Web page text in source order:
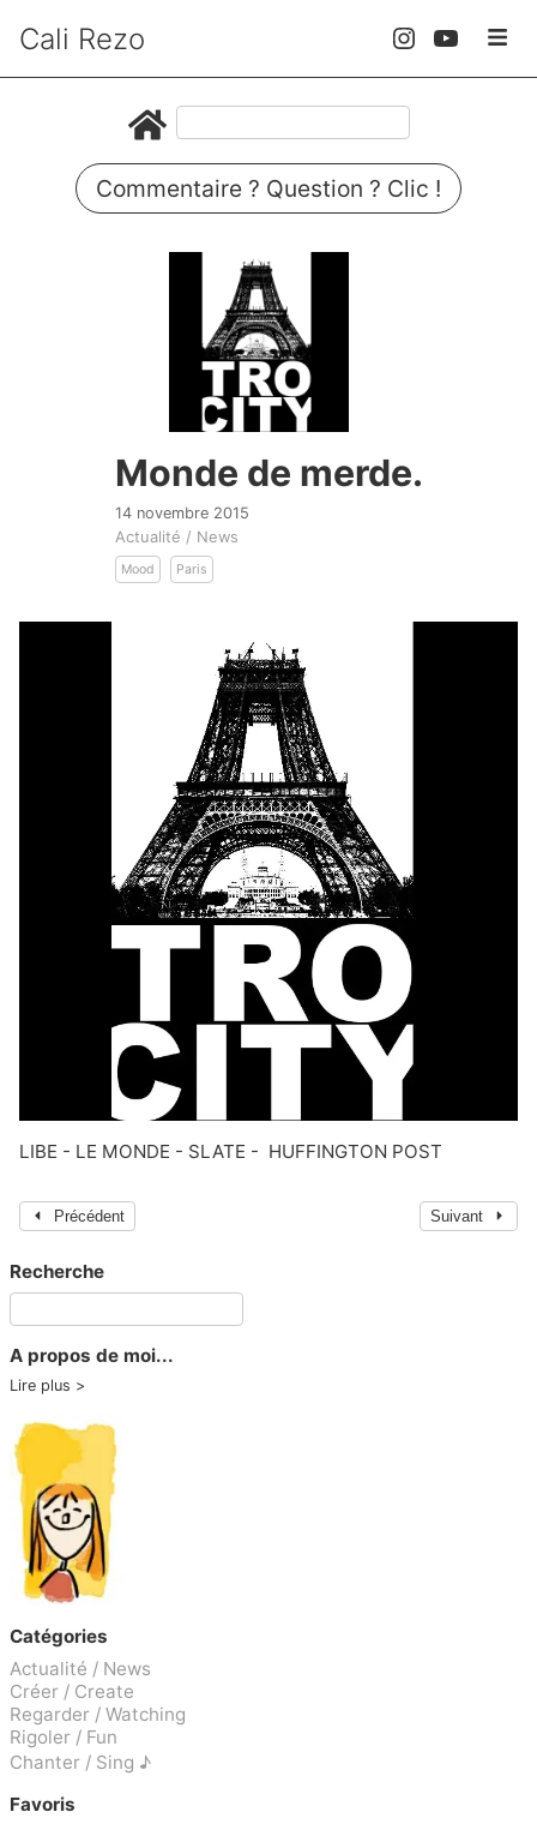
Cali Rezo
Commentaire ? Question ? Clic !
Monde de merde.
14 novembre 2015
Actualité / News
Mood Paris
LIBE - LE MONDE - SLATE - HUFFINGTON POST
Précédent Suivant
Recherche
A propos de moi...
Lire plus
Catégories
Actualité / News
Créer / Create
Regarder / Watching
Rigoler / Fun
Chanter / Sing ♪
Favoris